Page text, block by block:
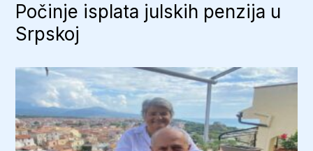
Počinje isplata julskih penzija u
Srpskoj